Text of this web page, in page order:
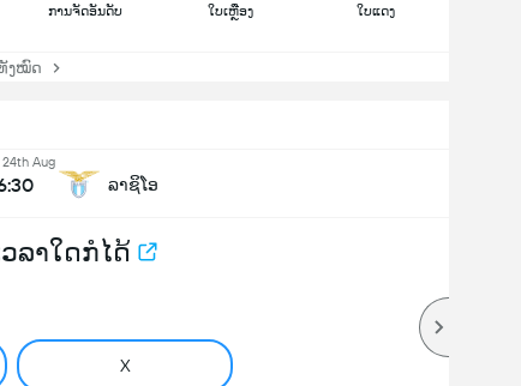
ການຈັດອັນດັບ ໃບເຫຼືອງ ໃບແດງ
ງໝົດ
24th Aug
ລາຊິໂອ
ລາໃດກໍໄດ້
X